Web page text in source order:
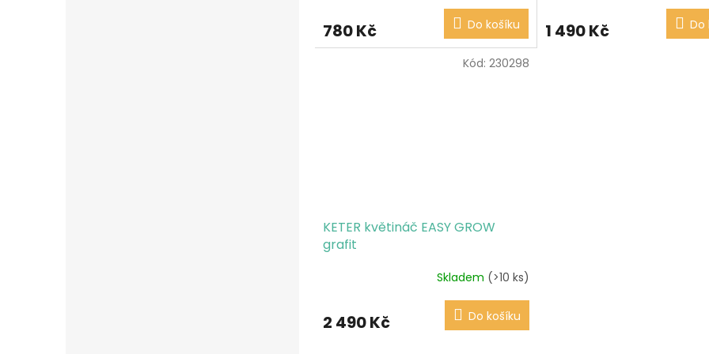
780 Kč Do košíku 1 490 Kč Do
KETER květináč EASY GROW
grafit
Skladem (>10 ks)
2 490 Kč Do košíku
Kód: 230298